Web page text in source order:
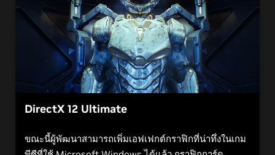
DirectX 12 Ultimate
ขณะนี้ผู้พัฒนาสามารถเพิ่มเอฟเฟกต์กราฟิกที่น่าทึ่งในเกม